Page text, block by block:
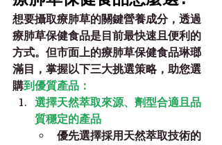
想要攝取療肺草的關鍵營養成分，透過
療肺草保健食品是目前最快速且便利的
方式。但市面上的療肺草保健食品琳瑯
滿目，掌握以下三大挑選策略，助您選
購到優質產品：
選擇天然萃取來源、劑型合適且品
質穩定的產品
優先選擇採用 天然萃取技術的